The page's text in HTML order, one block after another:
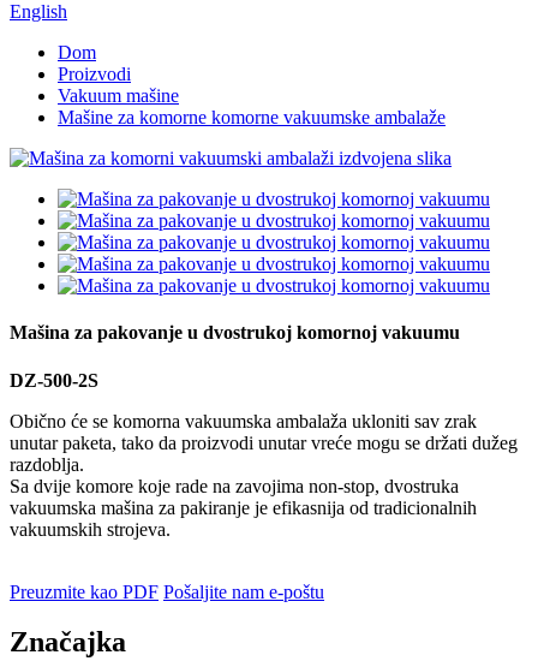
English
Dom
Proizvodi
Vakuum mašine
Mašine za komorne komorne vakuumske ambalaže
Mašina za pakovanje u dvostrukoj komornoj vakuumu
DZ-500-2S
Obično će se komorna vakuumska ambalaža ukloniti sav zrak
unutar paketa, tako da proizvodi unutar vreće mogu se držati dužeg
razdoblja.
Sa dvije komore koje rade na zavojima non-stop, dvostruka
vakuumska mašina za pakiranje je efikasnija od tradicionalnih
vakuumskih strojeva.
Preuzmite kao PDF Pošaljite nam e-poštu
Značajka